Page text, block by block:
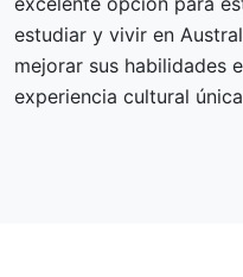
estudiar y vivir en
mejorar sus habilidades
experiencia cultural